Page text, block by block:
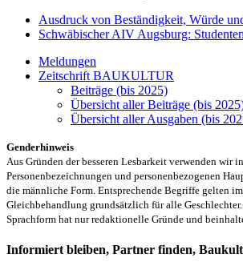
Ausdruck von Beständigkeit, Würde
Schwäbischer AIV Augsburg:
Meldungen
Zeitschrift BAUKULTUR
Beiträge (bis 2025)
Übersicht aller Beiträge (bis
Übersicht aller Ausgaben (bis
Genderhinweis
Aus Gründen der besseren Lesbarkeit verwenden wir
Personenbezeichnungen und personenbezogenen
die männliche Form. Entsprechende Begriffe gelten
Gleichbehandlung grundsätzlich für alle
Sprachform hat nur redaktionelle Gründe und
Informiert bleiben, Partner finden,